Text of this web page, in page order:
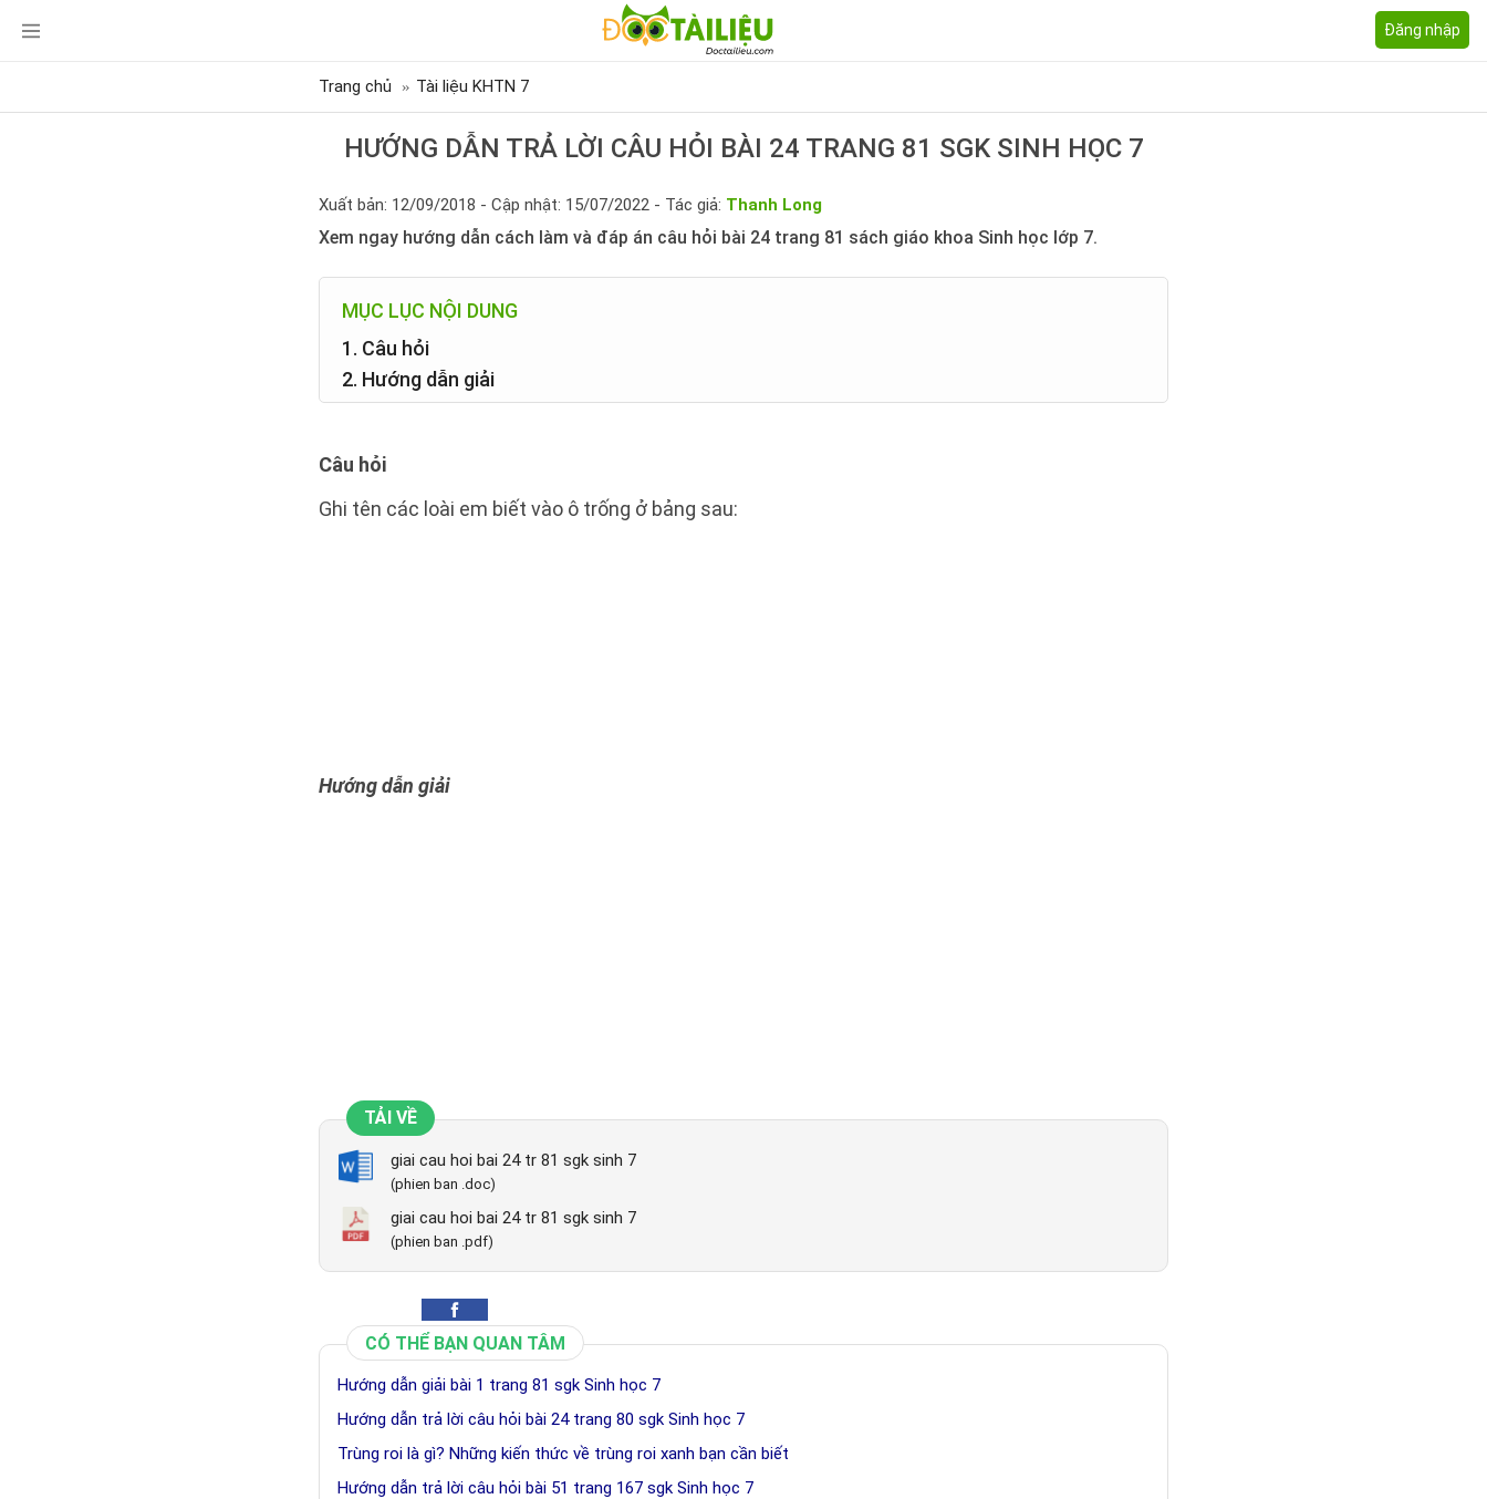
Đăng nhập
Trang chủ Tài liệu KHTN 7
HƯỚNG DẪN TRẢ LỜI CÂU HỎI BÀI 24 TRANG 81 SGK SINH HỌC 7
Xuất bản: 12/09/2018 - Cập nhật: 15/07/2022 - Tác giả: Thanh Long
Xem ngay hướng dẫn cách làm và đáp án câu hỏi bài 24 trang 81 sách giáo khoa Sinh học lớp 7.
MỤC LỤC NỘI DUNG
1. Câu hỏi
2. Hướng dẫn giải
Câu hỏi
Ghi tên các loài em biết vào ô trống ở bảng sau:
Hướng dẫn giải
TẢI VỀ
giai cau hoi bai 24 tr 81 sgk sinh 7
(phien ban .doc)
giai cau hoi bai 24 tr 81 sgk sinh 7
(phien ban .pdf)
CÓ THỂ BẠN QUAN TÂM
Hướng dẫn giải bài 1 trang 81 sgk Sinh học 7
Hướng dẫn trả lời câu hỏi bài 24 trang 80 sgk Sinh học 7
Trùng roi là gì? Những kiến thức về trùng roi xanh bạn cần biết
Hướng dẫn trả lời câu hỏi bài 51 trang 167 sgk Sinh học 7